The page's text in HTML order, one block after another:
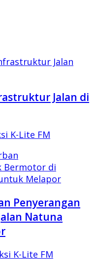
Jalan di
K-Lite FM
Penyerangan
Natuna
K-Lite FM